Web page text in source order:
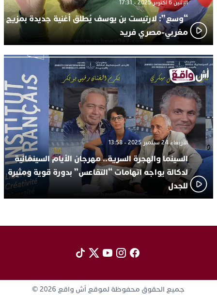
الإثنين 6 أكتوبر 2025 - 17:31
“وسع”: لارتيست بن يوسف يُطلق أغنية جديدة بمزيج
مغربي-مصري فريد
الأربعاء 24 سبتمبر 2025 - 13:58
السينما والهجرة السرية.. مهرجان الأيام السينمائية
لدكالة يواجه اتهامات “التقاعس” بدورة قوية ومثيرة
للجدل
جميع الحقوق محفوظة لموقع أش واقع 2026 ©